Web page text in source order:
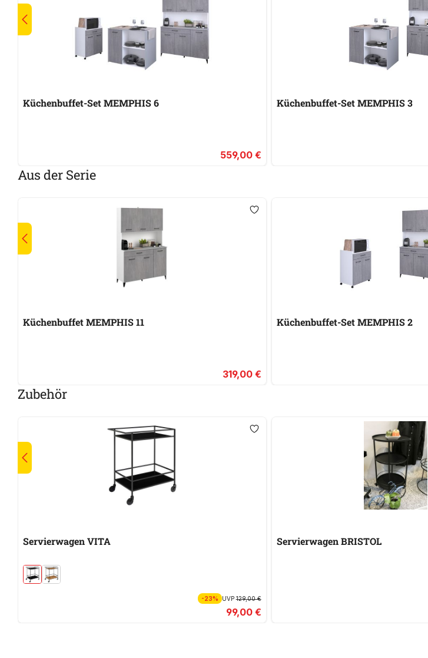
Küchenbuffet-Set MEMPHIS 6
559,00 €
Küchenbuffet-Set MEMPHIS 3
Aus der Serie
Küchenbuffet MEMPHIS 11
319,00 €
Küchenbuffet-Set MEMPHIS 2
Zubehör
Servierwagen VITA
-23% UVP129,00 €
99,00 €
Servierwagen BRISTOL